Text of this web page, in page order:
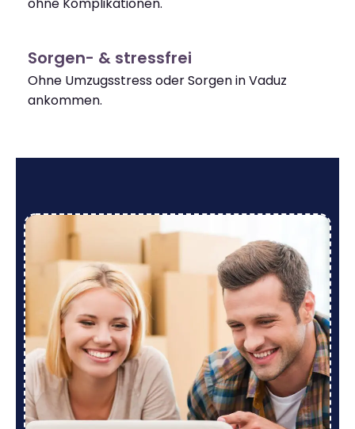
ohne Komplikationen.
Sorgen- & stressfrei
Ohne Umzugsstress oder Sorgen in Vaduz
ankommen.